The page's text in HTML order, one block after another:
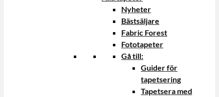
Nyheter
Bästsäljare
Fabric Forest
Fototapeter
Gå till:
Guider för
tapetsering
Tapetsera med